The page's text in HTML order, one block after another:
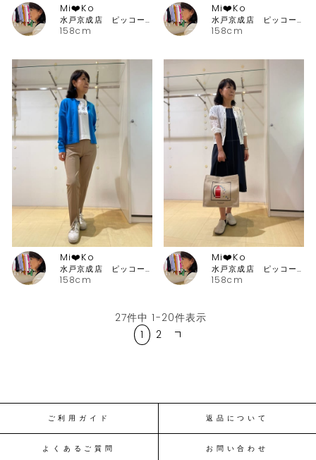
158cm
Mi❤️Ko
水戸京成店 ピッコーネ・ピッコーネクラブ
158cm
Mi❤️Ko
水戸京成店 ピッコーネ・ピッコーネクラブ
158cm
Mi❤️Ko
水戸京成店 ピッコーネ・ピッコーネクラブ
158cm
Mi❤️Ko
水戸京成店 ピッコーネ・ピッコーネクラブ
27件中 1-20件表示
1
2
ご利用ガイド 返品について
よくあるご質問 お問い合わせ